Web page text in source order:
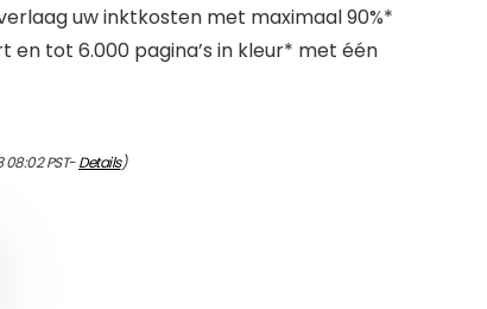
uw inktkosten met maximaal 90%*
en tot 6.000 pagina’s in kleur* met één
PST-Details)